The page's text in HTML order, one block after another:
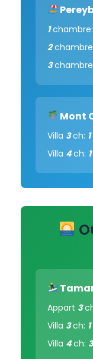
1chambre:
2
3
Mont
Villa 3ch:
Villa 4ch:
Appart 3
Villa 3ch:
Villa 4ch: